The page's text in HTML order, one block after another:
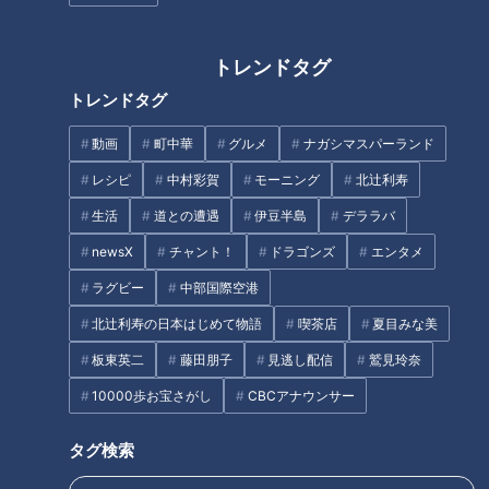
トレンドタグ
トレンドタグ
動画 町中華 グルメ ナガシマスパーランド
レシピ 中村彩賀 モーニング 北辻利寿
生活 道との遭遇 伊豆半島 デララバ
newsX チャント！ ドラゴンズ エンタメ
ラグビー 中部国際空港
北辻利寿の日本はじめて物語 喫茶店 夏目みな美
板東英二 藤田朋子 見逃し配信 鷲見玲奈
10000歩お宝さがし CBCアナウンサー
タグ検索
タグ
健康 筧利夫 西尾由佳理
オススメ関連コンテンツ
賢く食べて健康効果UP 東京
夏に食べたい！健康パワー盛り